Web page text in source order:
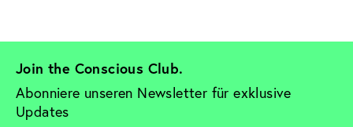
Join the Conscious Club.
Abonniere unseren Newsletter für exklusive
Updates